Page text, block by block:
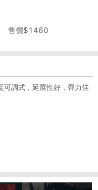
售價$1460
可調式，延展性好，彈力佳